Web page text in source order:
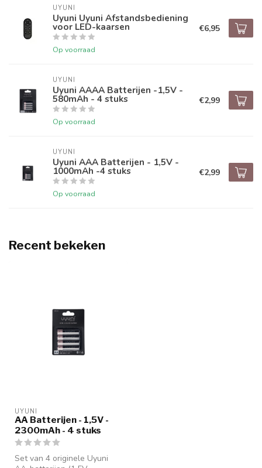
UYUNI
Uyuni Uyuni Afstandsbediening
voor LED-kaarsen
Op voorraad
€6,95
UYUNI
Uyuni AAAA Batterijen -1,5V -
580mAh - 4 stuks
Op voorraad
€2,99
UYUNI
Uyuni AAA Batterijen - 1,5V -
1000mAh -4 stuks
Op voorraad
€2,99
Recent bekeken
UYUNI
AA Batterijen - 1,5V -
2300mAh - 4 stuks
Set van 4 originele Uyuni